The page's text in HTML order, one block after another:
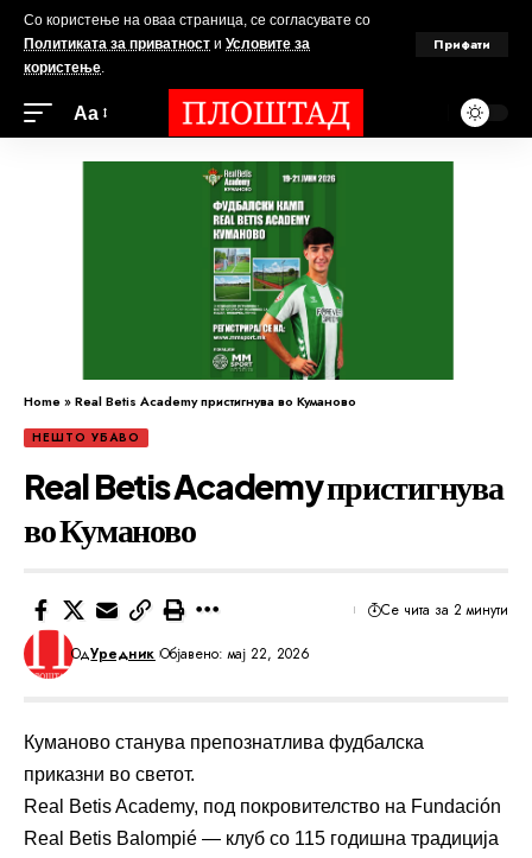
Со користење на оваа страница, се согласувате со
Политиката за приватност и Условите за
користење.
Прифати
Аа
Home»Real Betis Academy пристигнува во Куманово
НЕШТО УБАВО
Real Betis Academy пристигнува
во Куманово
ОдУредник Објавено: мај 22, 2026
Се чита за 2 минути
Куманово станува препознатлива фудбалска
приказни во светот.
Real Betis Academy, под покровителство на Fundación
Real Betis Balompié — клуб со 115 годишна традиција